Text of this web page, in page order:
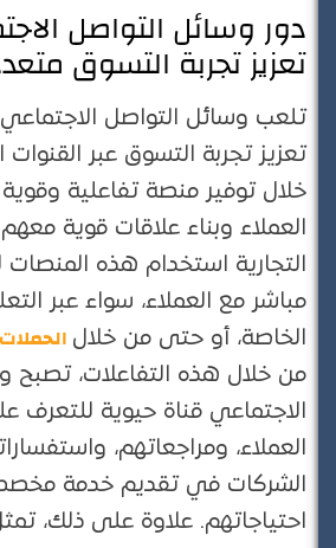
دور وسائل التواصل
تعزيز تجربة التسوق
تلعب وسائل التواصل الاجتماعي
تعزيز تجربة التسوق عبر القنوات
خلال توفير منصة تفاعلية وقوية
العملاء وبناء علاقات قوية
التجارية استخدام هذه المنصات
مباشر مع العملاء، سواء عبر
الخاصة، أو حتى من خلالالحملات
من خلال هذه التفاعلات، تصبح
الاجتماعي قناة حيوية للتعرف
العملاء، ومراجعاتهم،
الشركات في تقديم خدمة
احتياجاتهم. علاوة على ذلك،